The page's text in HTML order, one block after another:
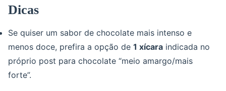
Dicas
Se quiser um sabor de chocolate mais intenso e
menos doce, prefira a opção de 1 xícara indicada no
próprio post para chocolate “meio amargo/mais
forte”.